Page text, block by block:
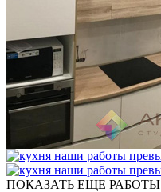
ПОКАЗАТЬ ЕЩЕ РАБОТЫ